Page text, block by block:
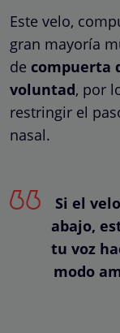
Este velo,
gran mayoría
de compuerta
voluntad, por
restringir el
nasal.
Si el
abajo,
tu voz
modo